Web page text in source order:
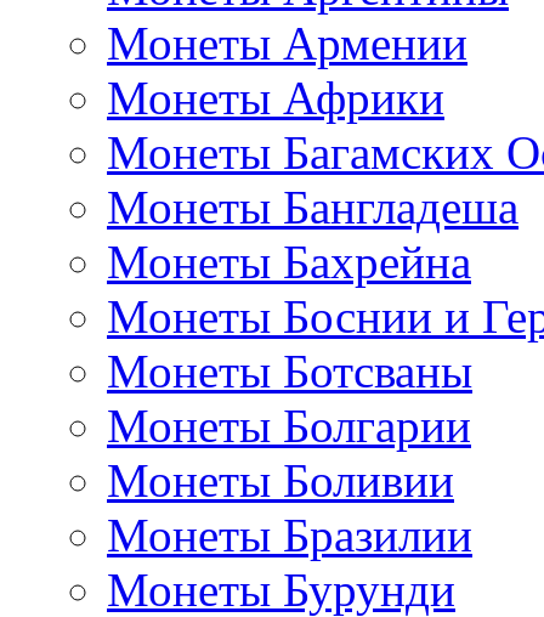
Монеты Армении
Монеты Африки
Монеты Багамских
Монеты Бангладеша
Монеты Бахрейна
Монеты Боснии и
Монеты Ботсваны
Монеты Болгарии
Монеты Боливии
Монеты Бразилии
Монеты Бурунди